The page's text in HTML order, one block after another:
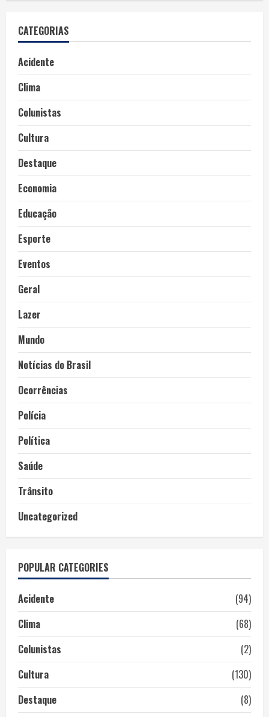
CATEGORIAS
Acidente
Clima
Colunistas
Cultura
Destaque
Economia
Educação
Esporte
Eventos
Geral
Lazer
Mundo
Notícias do Brasil
Ocorrências
Polícia
Política
Saúde
Trânsito
Uncategorized
POPULAR CATEGORIES
Acidente
(94)
Clima
(68)
Colunistas
(2)
Cultura
(130)
Destaque
(8)